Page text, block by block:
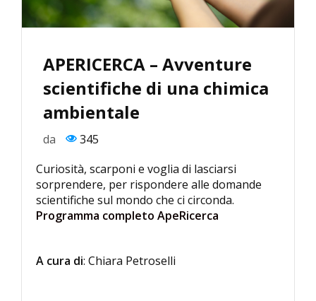
APERICERCA – Avventure
scientifiche di una chimica
ambientale
da
345
Curiosità, scarponi e voglia di lasciarsi
sorprendere, per rispondere alle domande
scientifiche sul mondo che ci circonda.
Programma completo ApeRicerca
A cura di: Chiara Petroselli